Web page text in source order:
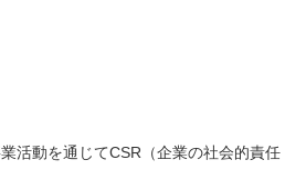
動を通じてCSR（企業の社会的責